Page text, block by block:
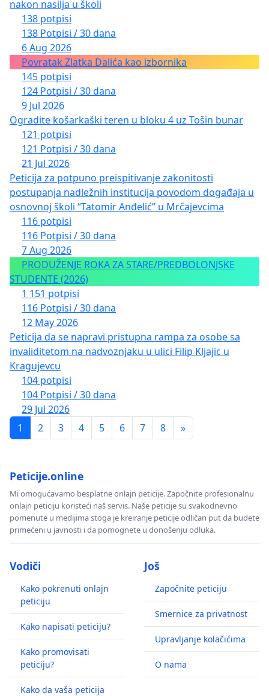
nakon nasilja u školi
138 potpisi
138 Potpisi / 30 dana
6 Aug 2026
Povratak Zlatka Dalića kao izbornika
145 potpisi
124 Potpisi / 30 dana
9 Jul 2026
Ogradite košarkaški teren u bloku 4 uz Tošin bunar
121 potpisi
121 Potpisi / 30 dana
21 Jul 2026
Peticija za potpuno preispitivanje zakonitosti
postupanja nadležnih institucija povodom događaja u
osnovnoj školi “Tatomir Anđelić” u Mrčajevcima
116 potpisi
116 Potpisi / 30 dana
7 Aug 2026
PRODUŽENJE ROKA ZA STARE/PREDBOLONJSKE
STUDENTE (2026)
1 151 potpisi
116 Potpisi / 30 dana
12 May 2026
Peticija da se napravi pristupna rampa za osobe sa
invaliditetom na nadvoznjaku u ulici Filip Kljajic u
Kragujevcu
104 potpisi
104 Potpisi / 30 dana
29 Jul 2026
1
2 3 4 5 6 7 8 »
Peticije.online
Mi omogućavamo besplatne onlajn peticije. Započnite profesionalnu
onlajn peticiju koristeći naš servis. Naše peticije su svakodnevno
pomenute u medijima stoga je kreiranje peticije odličan put da budete
primećeni u javnosti i da pomognete u donošenju odluka.
Vodiči
Kako pokrenuti onlajn
peticiju
Kako napisati peticiju?
Kako promovisati
peticiju?
Kako da vaša peticija
Još
Započnite peticiju
Smernice za privatnost
Upravljanje kolačićima
O nama